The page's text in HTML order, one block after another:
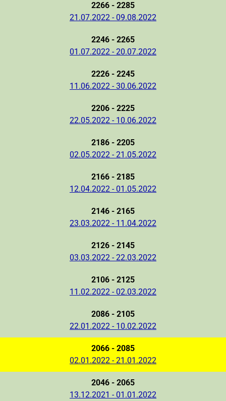
2266 - 2285
21.07.2022 - 09.08.2022
2246 - 2265
01.07.2022 - 20.07.2022
2226 - 2245
11.06.2022 - 30.06.2022
2206 - 2225
22.05.2022 - 10.06.2022
2186 - 2205
02.05.2022 - 21.05.2022
2166 - 2185
12.04.2022 - 01.05.2022
2146 - 2165
23.03.2022 - 11.04.2022
2126 - 2145
03.03.2022 - 22.03.2022
2106 - 2125
11.02.2022 - 02.03.2022
2086 - 2105
22.01.2022 - 10.02.2022
2066 - 2085
02.01.2022 - 21.01.2022
2046 - 2065
13.12.2021 - 01.01.2022